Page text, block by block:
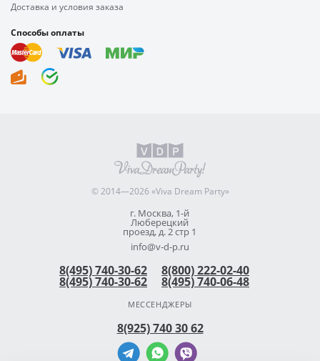
Доставка и условия заказа
Способы оплаты
© 2014—2026 «Viva Dream Party»
г. Москва, 1-й
Люберецкий
проезд, д. 2 стр 1
info@v-d-p.ru
8(495) 740-30-62 8(800) 222-02-40
8(495) 740-30-62 8(495) 740-06-48
МЕССЕНДЖЕРЫ
8(925) 740 30 62